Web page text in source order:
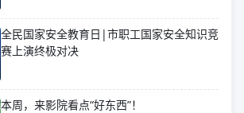
全民国家安全教育日|市职工国家安全知识竞
赛上演终极对决
本周，来影院看点“好东西”！